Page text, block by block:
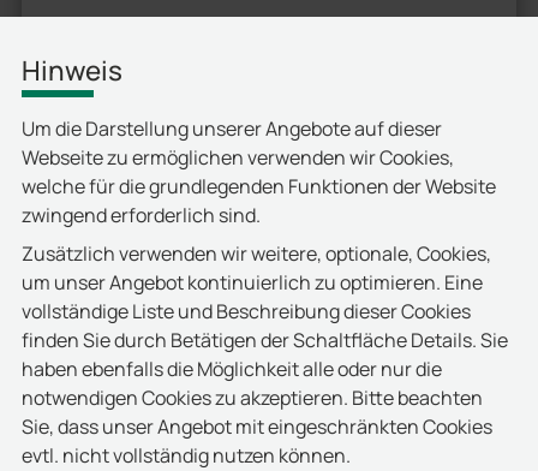
Downloads
Flyer Spendenaktion
Sternschnuppe
Hinweis
Um die Darstellung unserer Angebote auf dieser
Webseite zu ermöglichen verwenden wir Cookies,
welche für die grundlegenden Funktionen der Website
zwingend erforderlich sind.
Zusätzlich verwenden wir weitere, optionale, Cookies,
um unser Angebot kontinuierlich zu optimieren. Eine
vollständige Liste und Beschreibung dieser Cookies
finden Sie durch Betätigen der Schaltfläche Details. Sie
haben ebenfalls die Möglichkeit alle oder nur die
notwendigen Cookies zu akzeptieren. Bitte beachten
Sie, dass unser Angebot mit eingeschränkten Cookies
evtl. nicht vollständig nutzen können.